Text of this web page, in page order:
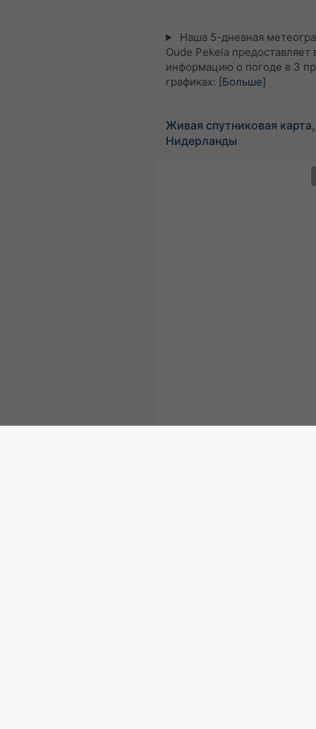
Наша 5-дневная
Oude Pekela предоставляет
информацию о погоде в 3
графиках: [Больше]
Живая спутниковая карта,
Нидерланды